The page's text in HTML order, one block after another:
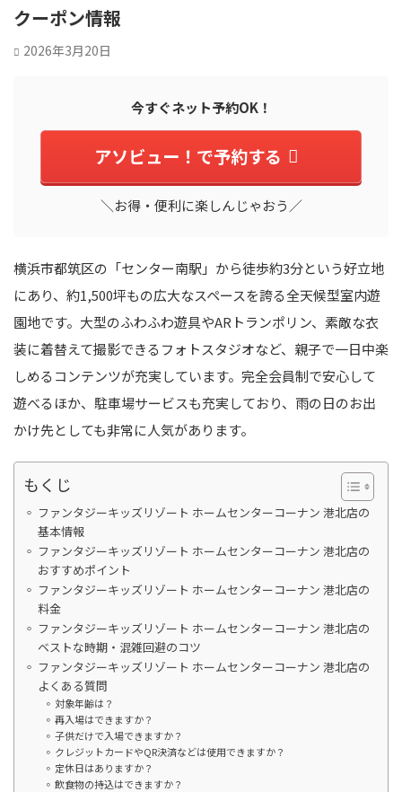
クーポン情報
2026年3月20日
今すぐネット予約OK！
アソビュー！で予約する
＼お得・便利に楽しんじゃおう／
横浜市都筑区の「センター南駅」から徒歩約3分という好立地
にあり、約1,500坪もの広大なスペースを誇る全天候型室内遊
園地です。大型のふわふわ遊具やARトランポリン、素敵な衣
装に着替えて撮影できるフォトスタジオなど、親子で一日中楽
しめるコンテンツが充実しています。完全会員制で安心して
遊べるほか、駐車場サービスも充実しており、雨の日のお出
かけ先としても非常に人気があります。
もくじ
ファンタジーキッズリゾート ホームセンターコーナン 港北店の
基本情報
ファンタジーキッズリゾート ホームセンターコーナン 港北店の
おすすめポイント
ファンタジーキッズリゾート ホームセンターコーナン 港北店の
料金
ファンタジーキッズリゾート ホームセンターコーナン 港北店の
ベストな時期・混雑回避のコツ
ファンタジーキッズリゾート ホームセンターコーナン 港北店の
よくある質問
対象年齢は？
再入場はできますか？
子供だけで入場できますか？
クレジットカードやQR決済などは使用できますか？
定休日はありますか？
飲食物の持込はできますか？